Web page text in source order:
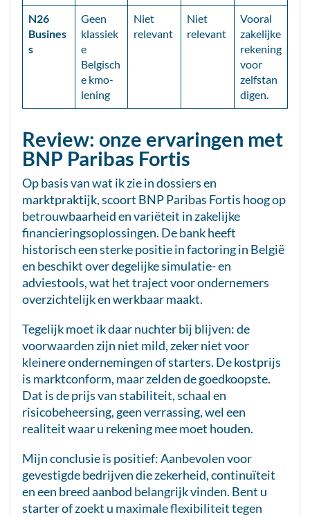
N26
Busines
s
Geen
klassiek
e
Belgisch
e kmo-
lening
Niet
relevant
Niet
relevant
Vooral
zakelijke
rekening
voor
zelfstan
digen.
Review: onze ervaringen met
BNP Paribas Fortis
Op basis van wat ik zie in dossiers en
marktpraktijk, scoort BNP Paribas Fortis hoog op
betrouwbaarheid en variëteit in zakelijke
financieringsoplossingen. De bank heeft
historisch een sterke positie in factoring in België
en beschikt over degelijke simulatie- en
adviestools, wat het traject voor ondernemers
overzichtelijk en werkbaar maakt.
Tegelijk moet ik daar nuchter bij blijven: de
voorwaarden zijn niet mild, zeker niet voor
kleinere ondernemingen of starters. De kostprijs
is marktconform, maar zelden de goedkoopste.
Dat is de prijs van stabiliteit, schaal en
risicobeheersing, geen verrassing, wel een
realiteit waar u rekening mee moet houden.
Mijn conclusie is positief: Aanbevolen voor
gevestigde bedrijven die zekerheid, continuïteit
en een breed aanbod belangrijk vinden. Bent u
starter of zoekt u maximale flexibiliteit tegen